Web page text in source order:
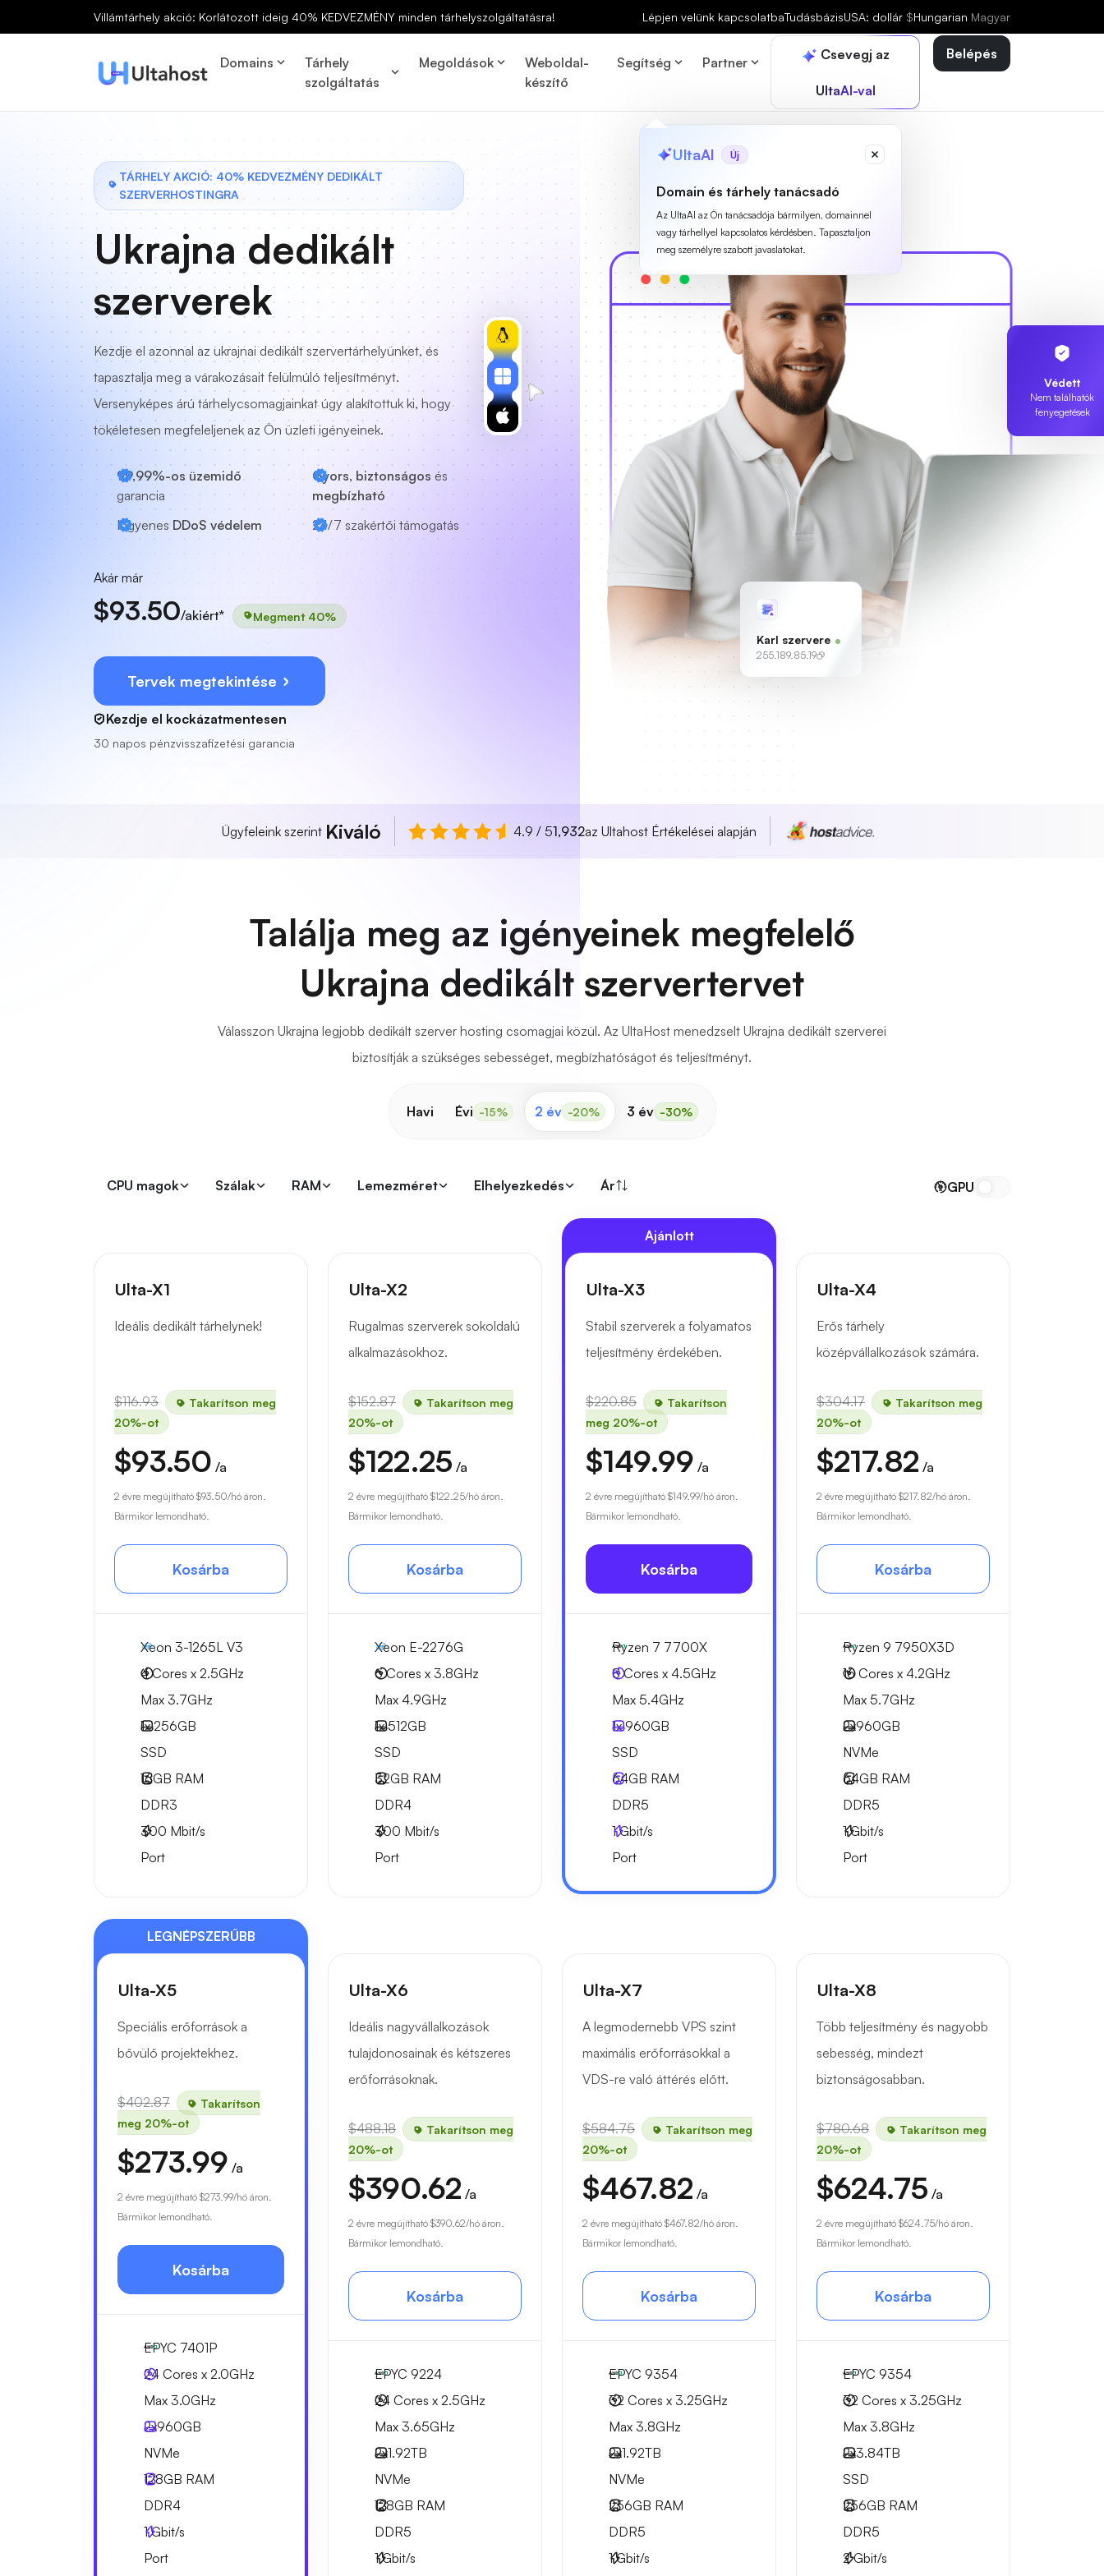
Villámtárhely akció: Korlátozott ideig 40% KEDVEZMÉNY minden tárhelyszolgáltatásra! Lépjen velünk kapcsolatbaTudásbázisUSA: dollár $Hungarian Magyar
Domains
Tárhely
szolgáltatás
Megoldások
Weboldal-
készítő
Segítség Partner Csevegj az
UltaAI-val
UltaAI Új
Domain és tárhely tanácsadó
Az UltaAI az Ön tanácsadója bármilyen, domainnel
vagy tárhellyel kapcsolatos kérdésben. Tapasztaljon
meg személyre szabott javaslatokat.
Belépés
TÁRHELY AKCIÓ: 40% KEDVEZMÉNY DEDIKÁLT
SZERVERHOSTINGRA
Ukrajna dedikált
szerverek
Kezdje el azonnal az ukrajnai dedikált szervertárhelyünket, és
tapasztalja meg a várakozásait felülmúló teljesítményt.
Versenyképes árú tárhelycsomagjainkat úgy alakítottuk ki, hogy
tökéletesen megfeleljenek az Ön üzleti igényeinek.
99,99%-os üzemidő
garancia
Gyors, biztonságos és
megbízható
Ingyenes DDoS védelem 24/7 szakértői támogatás
Akár már
$93.50/akiért* Megment 40%
Tervek megtekintése
Kezdje el kockázatmentesen
30 napos pénzvisszafizetési garancia
Védett
Nem találhatók
fenyegetések
Karl szervere
255.189.85.19
Ügyfeleink szerint Kiváló 4.9 / 51,932az Ultahost Értékelései alapján
Találja meg az igényeinek megfelelő
Ukrajna dedikált szervertervet
Válasszon Ukrajna legjobb dedikált szerver hosting csomagjai közül. Az UltaHost menedzselt Ukrajna dedikált szerverei
biztosítják a szükséges sebességet, megbízhatóságot és teljesítményt.
Havi Évi -15% 2 év -20% 3 év -30%
CPU magok Szálak RAM Lemezméret Elhelyezkedés Ár GPU
Ulta-X1
Ideális dedikált tárhelynek!
$116.93
Takarítson meg
20%-ot
$93.50 /a
2 évre megújítható $93.50/hó áron.
Bármikor lemondható.
Kosárba
Xeon 3-1265L V3
4 Cores x 2.5GHz
Max 3.7GHz
1x256GB
SSD
16GB RAM
DDR3
300 Mbit/s
Port
Ulta-X2
Rugalmas szerverek sokoldalú
alkalmazásokhoz.
$152.87
Takarítson meg
20%-ot
$122.25 /a
2 évre megújítható $122.25/hó áron.
Bármikor lemondható.
Kosárba
Xeon E-2276G
6 Cores x 3.8GHz
Max 4.9GHz
1x512GB
SSD
32GB RAM
DDR4
300 Mbit/s
Port
Ajánlott
Ulta-X3
Stabil szerverek a folyamatos
teljesítmény érdekében.
$220.85
Takarítson
meg 20%-ot
$149.99 /a
2 évre megújítható $149.99/hó áron.
Bármikor lemondható.
Kosárba
Ryzen 7 7700X
8 Cores x 4.5GHz
Max 5.4GHz
1x960GB
SSD
64GB RAM
DDR5
1Gbit/s
Port
Ulta-X4
Erős tárhely
középvállalkozások számára.
$304.17
Takarítson meg
20%-ot
$217.82 /a
2 évre megújítható $217.82/hó áron.
Bármikor lemondható.
Kosárba
Ryzen 9 7950X3D
16 Cores x 4.2GHz
Max 5.7GHz
2x960GB
NVMe
64GB RAM
DDR5
1Gbit/s
Port
LEGNÉPSZERŰBB
Ulta-X5
Speciális erőforrások a
bővülő projektekhez.
$402.87
Takarítson
meg 20%-ot
$273.99 /a
2 évre megújítható $273.99/hó áron.
Bármikor lemondható.
Kosárba
EPYC 7401P
24 Cores x 2.0GHz
Max 3.0GHz
2x960GB
NVMe
128GB RAM
DDR4
1Gbit/s
Port
Ulta-X6
Ideális nagyvállalkozások
tulajdonosainak és kétszeres
erőforrásoknak.
$488.18
Takarítson meg
20%-ot
$390.62 /a
2 évre megújítható $390.62/hó áron.
Bármikor lemondható.
Kosárba
EPYC 9224
24 Cores x 2.5GHz
Max 3.65GHz
2x1.92TB
NVMe
128GB RAM
DDR5
1Gbit/s
Ulta-X7
A legmodernebb VPS szint
maximális erőforrásokkal a
VDS-re való áttérés előtt.
$584.75
Takarítson meg
20%-ot
$467.82 /a
2 évre megújítható $467.82/hó áron.
Bármikor lemondható.
Kosárba
EPYC 9354
32 Cores x 3.25GHz
Max 3.8GHz
2x1.92TB
NVMe
256GB RAM
DDR5
1Gbit/s
Ulta-X8
Több teljesítmény és nagyobb
sebesség, mindezt
biztonságosabban.
$780.68
Takarítson meg
20%-ot
$624.75 /a
2 évre megújítható $624.75/hó áron.
Bármikor lemondható.
Kosárba
EPYC 9354
32 Cores x 3.25GHz
Max 3.8GHz
2x3.84TB
SSD
256GB RAM
DDR5
2Gbit/s